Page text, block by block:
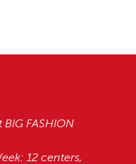
FASHION
12 centers,